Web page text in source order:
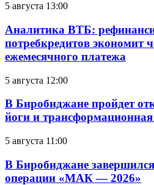
5 августа 13:00
Аналитика ВТБ:
потребкредитов экономит
ежемесячного платежа
5 августа 12:00
В Биробиджане пройдет
йоги и
5 августа 11:00
В Биробиджане
операции «МАК — 2026»